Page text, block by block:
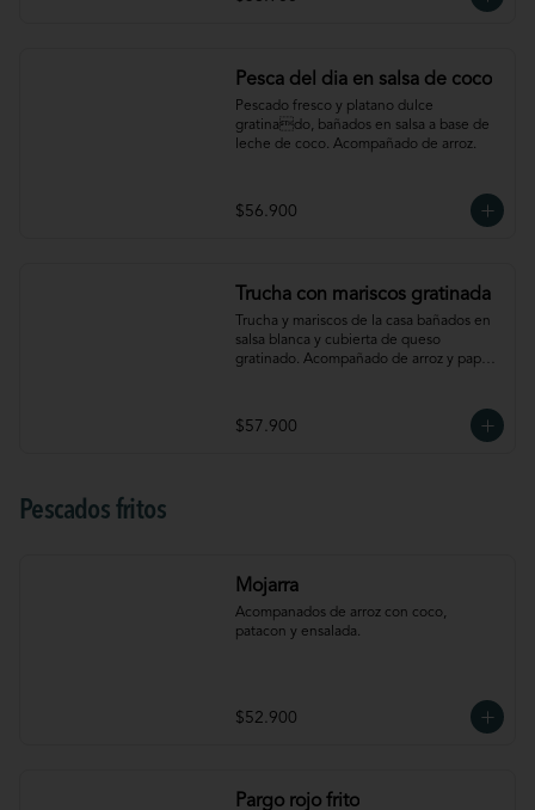
Pesca del dia en salsa de coco
Pescado fresco y platano dulce
gratinado, bañados en salsa a base de
leche de coco. Acompañado de arroz.
$56.900
Trucha con mariscos gratinada
Trucha y mariscos de la casa bañados en
salsa blanca y cubierta de queso
gratinado. Acompañado de arroz y papá a
$57.900
Pescados fritos
Mojarra
Acompanados de arroz con coco,
patacon y ensalada.
$52.900
Pargo rojo frito